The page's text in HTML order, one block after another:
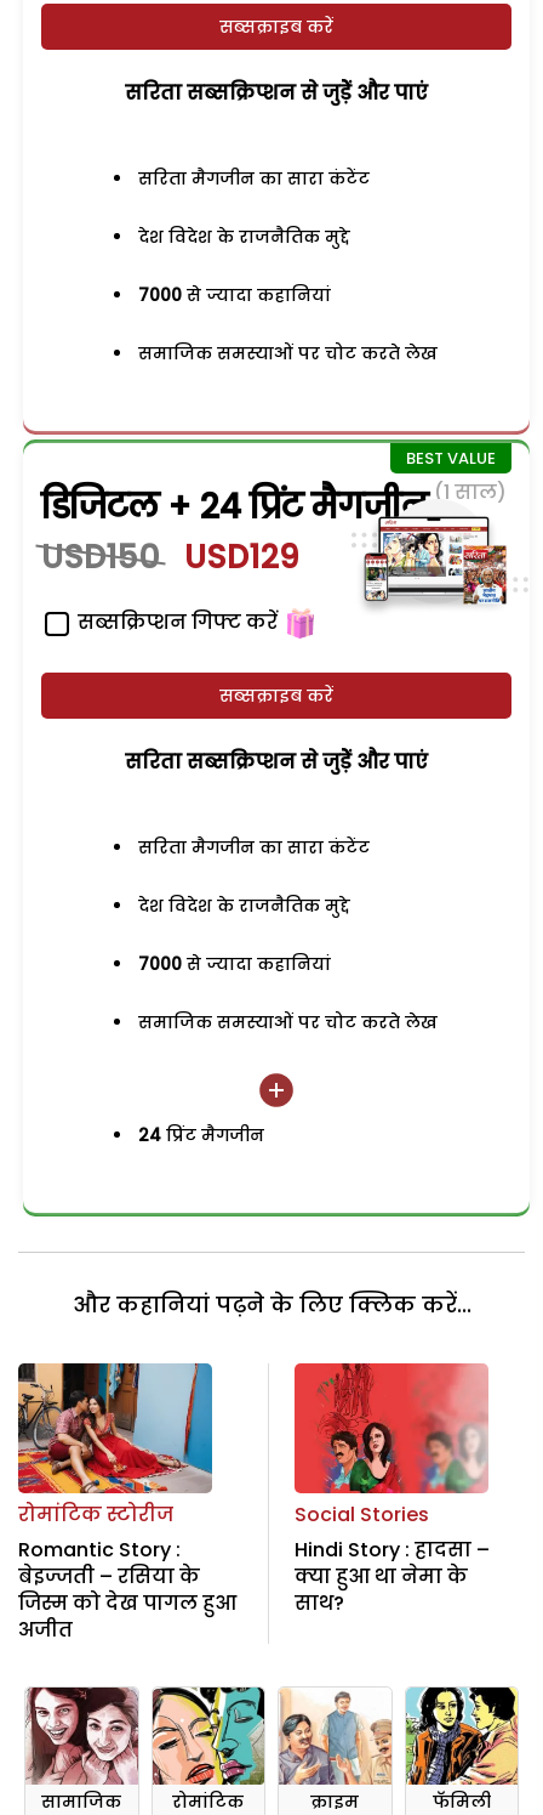
सब्सक्राइब करें
सरिता सब्सक्रिप्शन से जुड़ेें और पाएं
सरिता मैगजीन का सारा कंटेंट
देश विदेश के राजनैतिक मुद्दे
7000 से ज्यादा कहानियां
समाजिक समस्याओं पर चोट करते लेख
डिजिटल + 24 प्रिंट मैगजीन (1 साल)
USD150 USD129
सब्सक्रिप्शन गिफ्ट करें
सब्सक्राइब करें
सरिता सब्सक्रिप्शन से जुड़ेें और पाएं
सरिता मैगजीन का सारा कंटेंट
देश विदेश के राजनैतिक मुद्दे
7000 से ज्यादा कहानियां
समाजिक समस्याओं पर चोट करते लेख
24 प्रिंट मैगजीन
और कहानियां पढ़ने के लिए क्लिक करें...
रोमांटिक स्टोरीज
Romantic Story :
बेइज्जती – रसिया के
जिस्म को देख पागल हुआ
अजीत
Social Stories
Hindi Story : हादसा –
क्या हुआ था नेमा के
साथ?
सामाजिक रोमांटिक क्राइम फॅमिली